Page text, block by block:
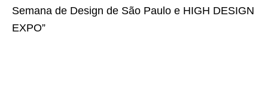
Semana de Design de São Paulo e HIGH DESIGN
EXPO”